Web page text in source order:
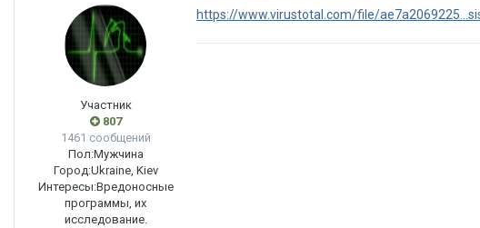
Участник
807
1461 сообщений
Пол:Мужчина
Город:Ukraine, Kiev
Интересы:Вредоносные
программы, их
исследование.
https://www.virustotal.com/file/